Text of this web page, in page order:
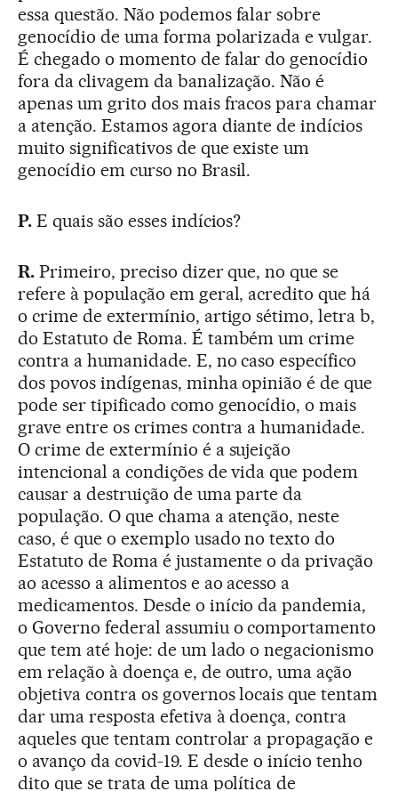
essa questão. Não podemos falar sobre
genocídio de uma forma polarizada e vulgar.
É chegado o momento de falar do genocídio
fora da clivagem da banalização. Não é
apenas um grito dos mais fracos para chamar
a atenção. Estamos agora diante de indícios
muito significativos de que existe um
genocídio em curso no Brasil.
P. E quais são esses indícios?
R.Primeiro, preciso dizer que, no que se
refere à população em geral, acredito que há
o crime de extermínio, artigo sétimo, letra b,
do Estatuto de Roma. É também um crime
contra a humanidade. E, no caso específico
dos povos indígenas, minha opinião é de que
pode ser tipificado como genocídio, o mais
grave entre os crimes contra a humanidade.
O crime de extermínio é a sujeição
intencional a condições de vida que podem
causar a destruição de uma parte da
população. O que chama a atenção, neste
caso, é que o exemplo usado no texto do
Estatuto de Roma é justamente o da privação
ao acesso a alimentos e ao acesso a
medicamentos. Desde o início da pandemia,
o Governo federal assumiu o comportamento
que tem até hoje: de um lado o negacionismo
em relação à doença e, de outro, uma ação
objetiva contra os governos locais que tentam
dar uma resposta efetiva à doença, contra
aqueles que tentam controlar a propagação e
o avanço da covid-19. E desde o início tenho
dito que se trata de uma política de